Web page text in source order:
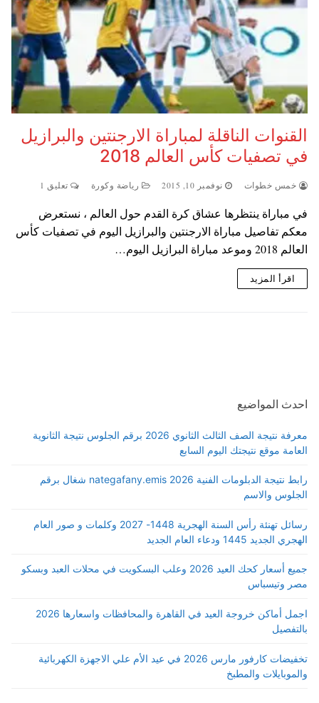
القنوات الناقلة لمباراة الارجنتين والبرازيل
في تصفيات كأس العالم 2018
خمس خطوات نوفمبر 10, 2015 رياضة وكورة تعليق 1
في مباراة ينتظرها عشاق كرة القدم حول العالم ، نستعرض
معكم تفاصيل مباراة الارجنتين والبرازيل اليوم في تصفيات كأس
العالم 2018 وموعد مباراة البرازيل اليوم…
اقرأ المزيد
احدث المواضيع
معرفة نتيجة الصف الثالث الثانوي 2026 برقم الجلوس نتيجة الثانوية
العامة موقع نتيجتك اليوم السابع
رابط نتيجة الدبلومات الفنية 2026 nategafany.emis شغال برقم
الجلوس والاسم
رسائل تهنئة رأس السنة الهجرية 1448- 2027 وكلمات و صور العام
الهجري الجديد 1445 ودعاء العام الجديد
جميع أسعار كحك العيد 2026 وعلب البسكويت في محلات العبد وبسكو
مصر وتيسباس
اجمل أماكن خروجة العيد في القاهرة والمحافظات واسعارها 2026
بالتفصيل
تخفيضات كارفور مارس 2026 في عيد الأم علي الاجهزة الكهربائية
والموبايلات والمطبخ